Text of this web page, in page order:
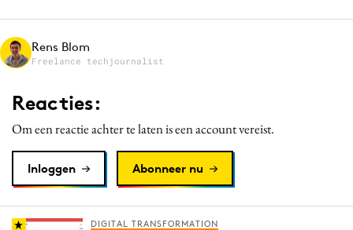
Media
PR
Programmatic
Reputatie & crisis
Rens Blom
Freelance techjournalist
Reacties:
Om een reactie achter te laten is een account vereist.
Inloggen Abonneer nu
DIGITAL TRANSFORMATION